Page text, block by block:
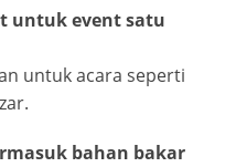
untuk event satu
untuk acara seperti
bahan bakar